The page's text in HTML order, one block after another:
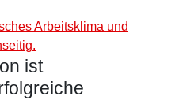
Arbeitsklima und
ist